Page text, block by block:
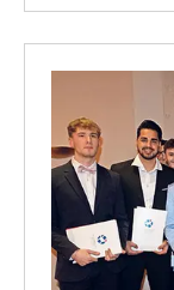
die
Taschen,
Foto: hfr